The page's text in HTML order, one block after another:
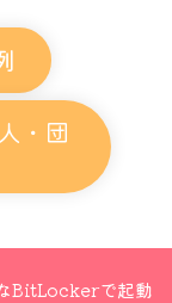
・団
BitLockerで起動